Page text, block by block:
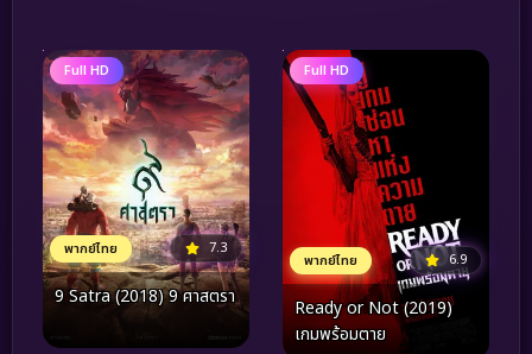
Full HD
พากย์ไทย 7.3
9 Satra (2018) 9 ศาสตรา
Full HD
พากย์ไทย 6.9
Ready or Not (2019)
เกมพร้อมตาย